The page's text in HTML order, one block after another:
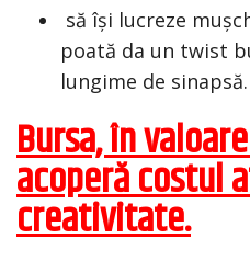
să își lucreze
poată da un twist
lungime de sinapsă.
Bursa, în
acoperă costul
creativitate.